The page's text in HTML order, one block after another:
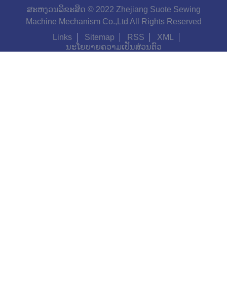
ສະຫງວນລິຂະສິດ © 2022 Zhejiang Suote Sewing
Machine Mechanism Co.,Ltd All Rights Reserved
Links
Sitemap RSS
XML
ນະໂຍບາຍຄວາມເປັນສ່ວນຕົວ